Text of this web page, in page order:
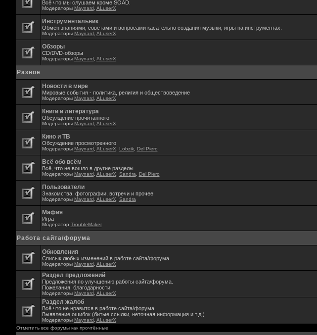
Всё что мы слушаем кроме SOAD.
Модераторы Maynard ALuserX
Инструментальник
Обмен знаниями, советами и вопросами касательно создания музыки, игры на инструментах.
Модераторы Maynard ALuserX
Обзоры
CD/DVD-обзоры
Модераторы Maynard ALuserX
Разное
Новости в мире
Мировые события - политика, религия и обществоведение
Модераторы Maynard ALuserX
Книги и литература
Обсуждение прочитанного
Модераторы Maynard ALuserX
Кино и ТВ
Обсуждение просмотренного
Модераторы Maynard ALuserX Lobzik, Del Piero
Всё обо всём
Всё, что не вошло в другие разделы
Модераторы Maynard ALuserX Sandra Del Piero
Пользователи
Знакомства. фотографии, встречи и прочее
Модераторы Maynard ALuserX Sandra
Мафия
Игра
Модератор TroubleMaker
Работа сайта/форума
Обновления
Списык любых изменений в работе сайта/форума
Модераторы Maynard ALuserX
Раздел предложений
Предложения по улучшению работы сайта/форума.
Пожелания, благодарности.
Модераторы Maynard ALuserX
Раздел жалоб
Всё что не нравится в работе сайта/форума.
Выявление ошибок (битые ссылки, неточная информация и т.д.)
Модераторы Maynard ALuserX
Отметить все форумы как прочтённые